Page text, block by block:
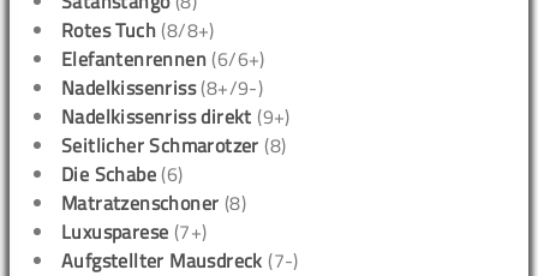
Rotes Tuch (8/8+)
Elefantenrennen (6/6+)
Nadelkissenriss(8+/9-)
Nadelkissenriss direkt (9+)
Seitlicher Schmarotzer (8)
Die Schabe (6)
Matratzenschoner (8)
Luxusparese (7+)
Aufgstellter Mausdreck (7-)